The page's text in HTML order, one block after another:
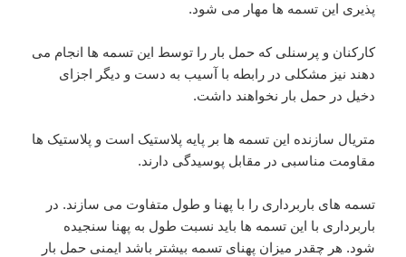
پذیری این تسمه ها مهار می شود.
کارکنان و پرسنلی که حمل بار را توسط این تسمه ها انجام می
دهند نیز مشکلی در رابطه با آسیب به دست و دیگر اجزای
دخیل در حمل بار نخواهند داشت.
متریال سازنده این تسمه ها بر پایه پلاستیک است و پلاستیک ها
مقاومت مناسبی در مقابل پوسیدگی دارند.
تسمه های باربرداری را با پهنا و طول متفاوت می سازند. در
باربرداری با این تسمه ها باید نسبت طول به پهنا سنجیده
شود. هر چقدر میزان پهنای تسمه بیشتر باشد ایمنی حمل بار